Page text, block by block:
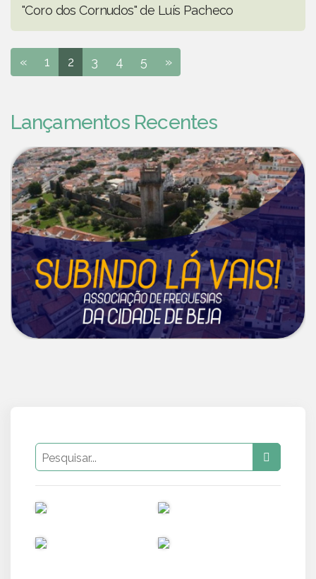
"Coro dos Cornudos" de Luís Pacheco
« 1 2 3 4 5 »
Lançamentos Recentes